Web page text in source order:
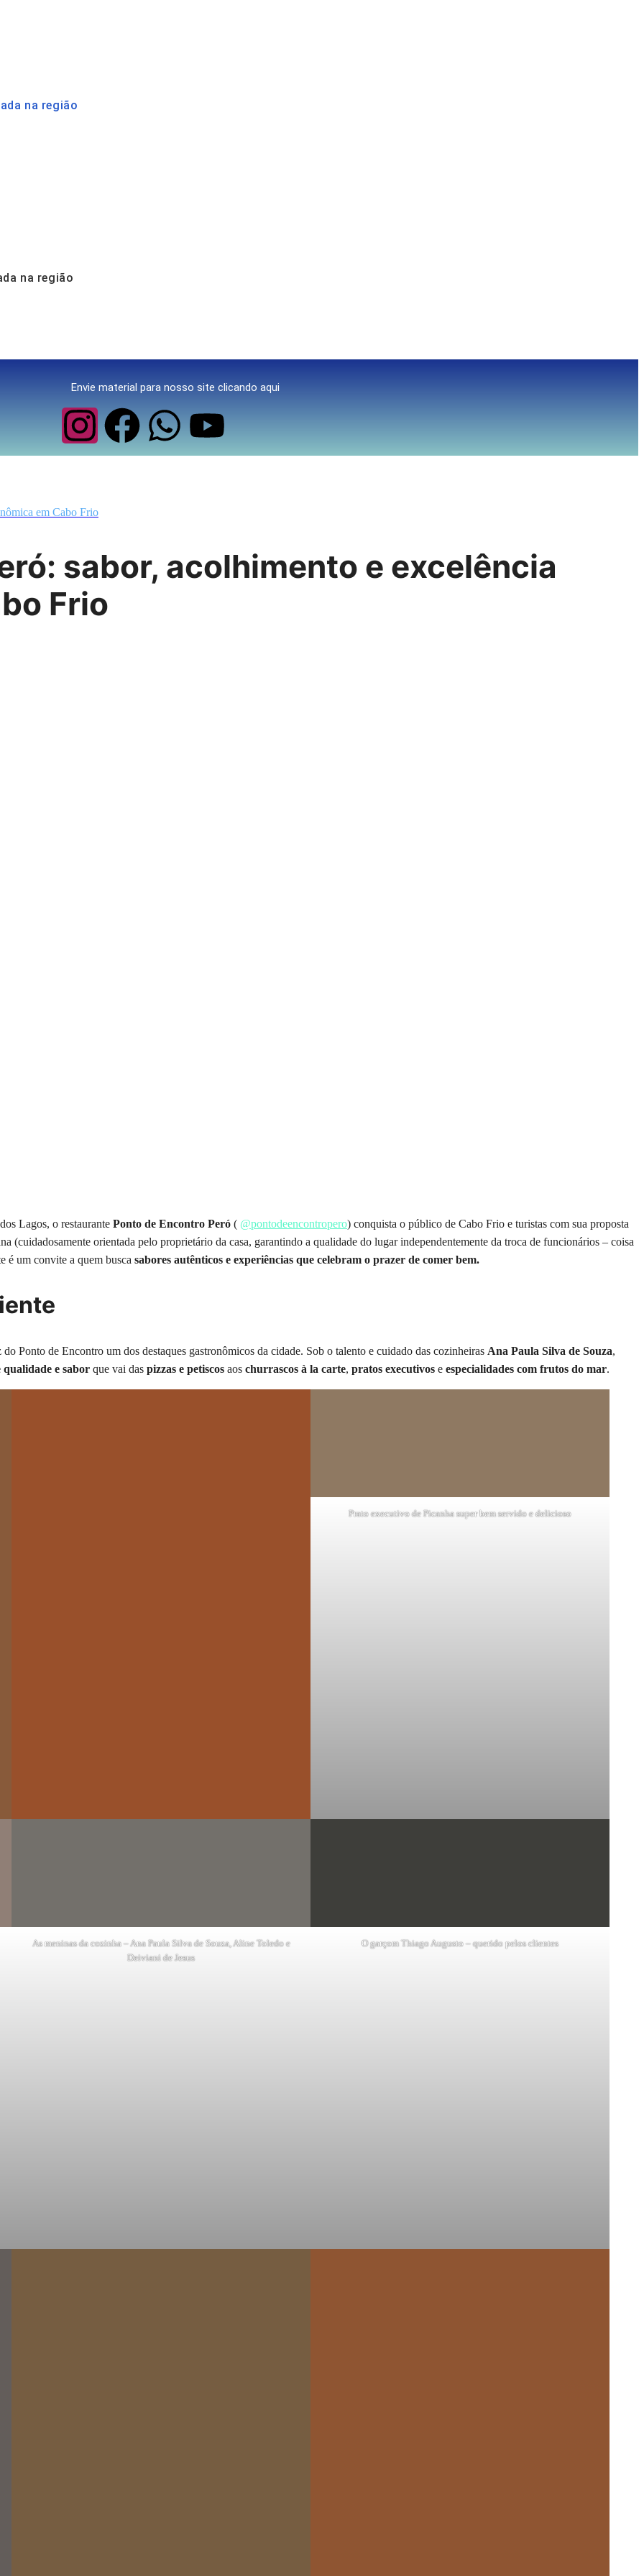
na região
na região
Envie material para nosso site clicando aqui
em Cabo Frio
sabor, acolhimento e excelência
Frio
Lagos, o restaurante Ponto de Encontro Peró ( @pontodeencontropero) conquista o público de Cabo Frio e turistas com sua proposta
(cuidadosamente orientada pelo proprietário da casa, garantindo a qualidade do lugar independentemente da troca de funcionários – coisa
é um convite a quem busca sabores autênticos e experiências que celebram o prazer de comer bem.
Ponto de Encontro um dos destaques gastronômicos da cidade. Sob o talento e cuidado das cozinheiras Ana Paula Silva de Souza,
qualidade e sabor que vai das pizzas e petiscos aos churrascos à la carte, pratos executivos e especialidades com frutos do mar.
Prato executivo de Picanha super bem servido e delicioso
As meninas da cozinha – Ana Paula Silva de Souza, Aline Toledo e
Deiviani de Jesus
O garçom Thiago Augusto – querido pelos clientes